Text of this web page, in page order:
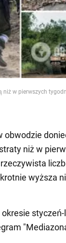
niż w pierwszych
obwodzie
niż w
wyższa